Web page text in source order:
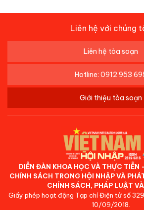
Liên hệ với chúng
Liên hệ tòa soạn
Hotline: 0912 953
Giới thiệu tòa soạn
DIỄN ĐÀN KHOA HỌC VÀ THỰC TIỄN
CHÍNH SÁCH TRONG HỘI NHẬP VÀ
CHÍNH SÁCH, PHÁP LUẬT
Giấy phép hoạt động Tạp chí Điện tử số
10/09/2018.